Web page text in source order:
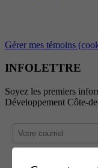
Gérer mes témoins
INFOLETTRE
Soyez les premiers
Développement Côte-